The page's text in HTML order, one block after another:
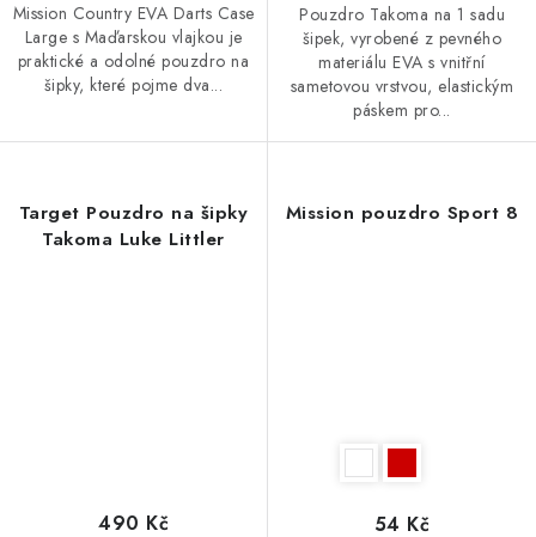
Mission Country EVA Darts Case
Large s Maďarskou vlajkou je
praktické a odolné pouzdro na
šipky, které pojme dva...
Pouzdro Takoma na 1 sadu
šipek, vyrobené z pevného
materiálu EVA s vnitřní
sametovou vrstvou, elastickým
páskem pro...
Target Pouzdro na šipky
Takoma Luke Littler
490 Kč
Mission pouzdro Sport 8
54 Kč